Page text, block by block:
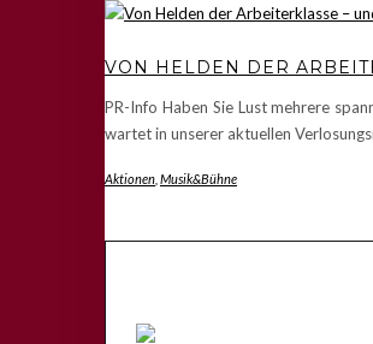
VON HELDEN DER
PR-Info Haben Sie Lust mehrere
wartet in unserer aktuellen
Aktionen Musik&Bühne